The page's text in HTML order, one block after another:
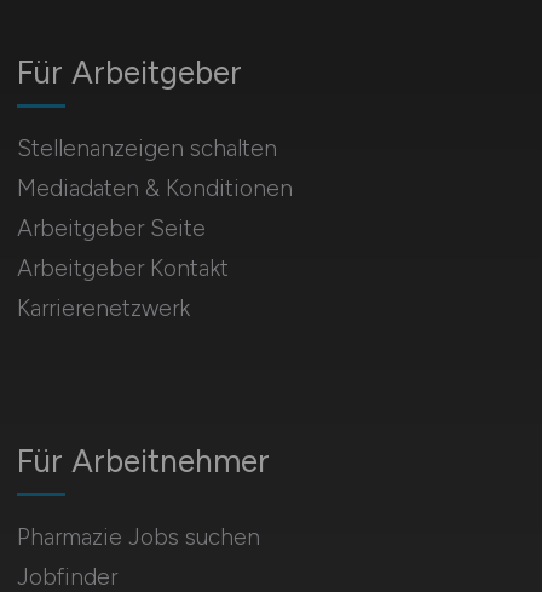
Für Arbeitnehmer
Pharmazie Jobs suchen
Jobfinder
Für Arbeitgeber
Stellenanzeigen schalten
Mediadaten & Konditionen
Arbeitgeber Seite
Arbeitgeber Kontakt
Karrierenetzwerk